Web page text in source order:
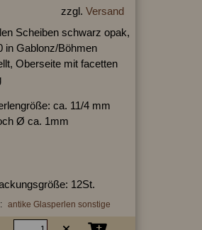
zzgl. Versand
Scheiben schwarz opak,
in Gablonz/Böhmen
Oberseite mit facetten
ca. 11/4 mm
Ø ca. 1mm
12St.
antike Glasperlen sonstige